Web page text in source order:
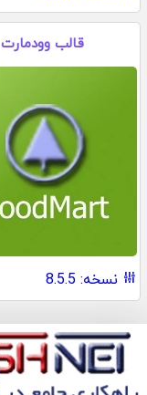
قالب وودمارت
نسخه: 8.5.5